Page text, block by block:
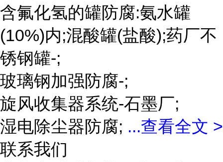
含氟化氢的罐防腐:氨水罐
(10%)内;混酸罐(盐酸);药厂不
锈钢罐-;
玻璃钢加强防腐-;
旋风收集器系统-石墨厂;
湿电除尘器防腐; ...查看全文 >
联系我们